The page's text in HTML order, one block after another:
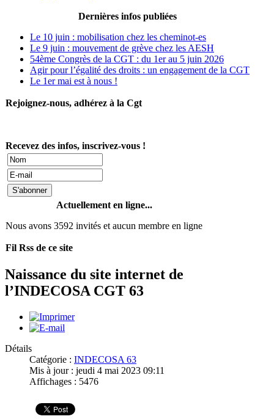
Dernières infos publiées
Le 10 juin : mobilisation chez les cheminot-es
Le 9 juin : mouvement de grève chez les AESH
54ème Congrès de la CGT : du 1er au 5 juin 2026
Agir pour l’égalité des droits : un engagement de la CGT
Le 1er mai est à nous !
Rejoignez-nous, adhérez à la Cgt
Recevez des infos, inscrivez-vous !
Actuellement en ligne...
Nous avons 3592 invités et aucun membre en ligne
Fil Rss de ce site
Naissance du site internet de
l’INDECOSA CGT 63
Détails
Catégorie : INDECOSA 63
Mis à jour : jeudi 4 mai 2023 09:11
Affichages : 5476